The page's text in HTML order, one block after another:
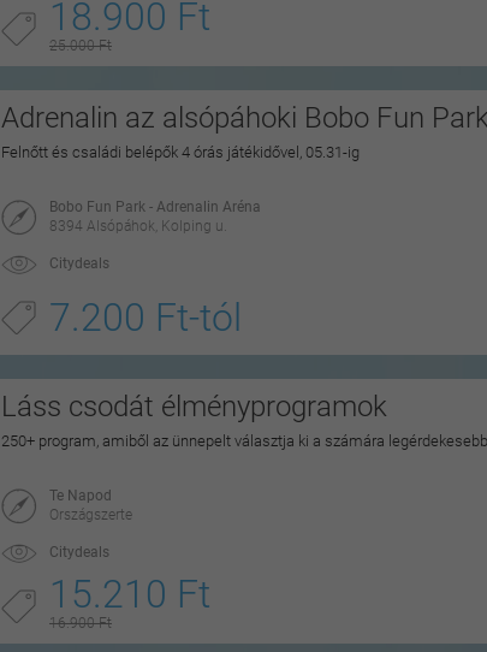
18.900 Ft
25.000 Ft
Adrenalin az alsópáhoki Bobo Fun
Felnőtt és családi belépők 4 órás játékidővel, 05.31-ig
Bobo Fun Park - Adrenalin Aréna
8394 Alsópáhok, Kolping u.
Citydeals
7.200 Ft-tól
Láss csodát élményprogramok
250+ program, amiből az ünnepelt választja ki a számára
Te Napod
Országszerte
Citydeals
15.210 Ft
16.900 Ft